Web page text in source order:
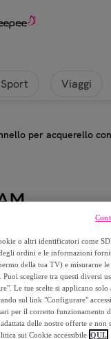
Sport Viaggi
per acquerello
con punta
Spazzole in
o altri identificatori come
ordini e le informazioni
della tua TV) e misurarne le
scegliere tra questi diversi
Le tue scelte si applicano solo
sul link "Configurare"
per il corretto funzionamento
delle nostre offerte e non
sui Cookie accessibile QUI.